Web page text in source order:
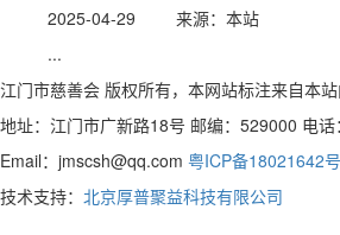
2025-04-29
来源：本站
...
江门市慈善会 版权所有，本网站标注来自本
地址：江门市广新路18号 邮编：529000 电话
Email：jmscsh@qq.com 粤ICP备18021642
技术支持： 北京厚普聚益科技有限公司